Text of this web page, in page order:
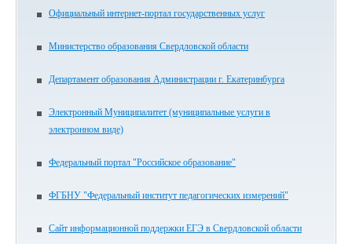
Официальный интернет-портал государственных услуг
Министерство образования Свердловской области
Департамент образования Администрации г. Екатеринбурга
Электронный Муниципалитет (муниципальные услуги в
электронном виде)
Федеральный портал "Российское образование"
ФГБНУ "Федеральный институт педагогических измерений"
Сайт информационной поддержки ЕГЭ в Свердловской области